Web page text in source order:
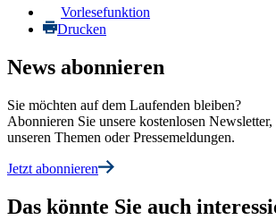
Vorlesefunktion
Drucken
News abonnieren
Sie möchten auf dem Laufenden bleiben?
Abonnieren Sie unsere kostenlosen
unseren Themen oder Pressemeldungen.
Jetzt abonnieren
Das könnte Sie auch